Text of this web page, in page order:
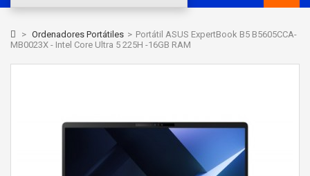
> Ordenadores Portátiles > Portátil ASUS ExpertBook B5 B5605CCA-
MB0023X - Intel Core Ultra 5 225H -16GB RAM